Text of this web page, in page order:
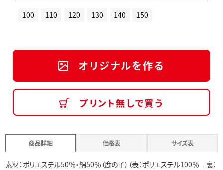
100 110 120 130 140 150
オリジナルを作る
プリント無しで買う
商品詳細 価格表 サイズ表
素材：ポリエステル50％・綿50％（鹿の子）（表：ポリエステル100％ 裏：